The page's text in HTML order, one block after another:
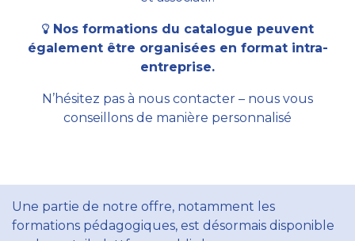
Nos formations du catalogue peuvent
également être organisées en format intra-
entreprise.
N’hésitez pas à nous contacter – nous vous
conseillons de manière personnalisé
Une partie de notre offre, notamment les
formations pédagogiques, est désormais disponible